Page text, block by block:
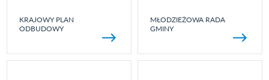
KRAJOWY PLAN
ODBUDOWY
MŁODZIEŻOWA RADA
GMINY